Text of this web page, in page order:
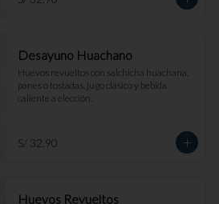
Desayuno Huachano
Huevos revueltos con salchicha huachana,
panes o tostadas, jugo clásico y bebida
caliente a elección.
S/ 32.90
Huevos Revueltos